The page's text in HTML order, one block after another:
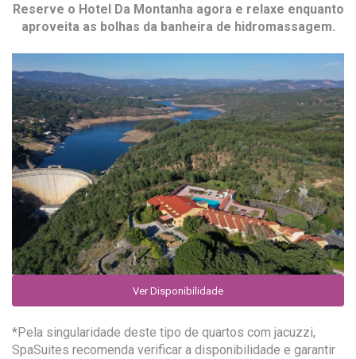
Reserve o Hotel Da Montanha agora e relaxe enquanto
aproveita as bolhas da banheira de hidromassagem.
Ver Disponibilidade
*Pela singularidade deste tipo de quartos com jacuzzi,
SpaSuites recomenda verificar a disponibilidade e garantir